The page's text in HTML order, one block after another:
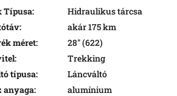
Típusa:
Hidraulikus tárcsa
:
akár 175 km
méret:
28" (622)
:
Trekking
típusa:
Láncváltó
anyaga: alumínium